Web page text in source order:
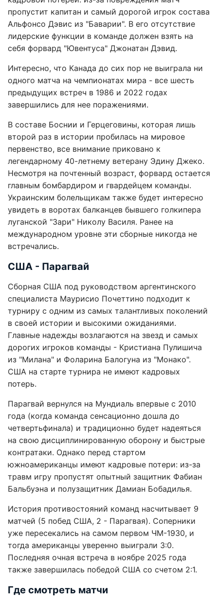
пропустит капитан и самый дорогой игрок состава
Альфонсо Дэвис из "Баварии". В его отсутствие
лидерские функции в команде должен взять на
себя форвард "Ювентуса" Джонатан Дэвид.
Интересно, что Канада до сих пор не выиграла ни
одного матча на чемпионатах мира - все шесть
предыдущих встреч в 1986 и 2022 годах
завершились для нее поражениями.
В составе Боснии и Герцеговины, которая лишь
второй раз в истории пробилась на мировое
первенство, все внимание приковано к
легендарному 40-летнему ветерану Эдину Джеко.
Несмотря на почтенный возраст, форвард остается
главным бомбардиром и гвардейцем команды.
Украинским болельщикам также будет интересно
увидеть в воротах балканцев бывшего голкипера
луганской "Зари" Николу Василя. Ранее на
международном уровне эти сборные никогда не
встречались.
США - Парагвай
Сборная США под руководством аргентинского
специалиста Маурисио Почеттино подходит к
турниру с одним из самых талантливых поколений
в своей истории и высокими ожиданиями.
Главные надежды возлагаются на звезд и самых
дорогих игроков команды - Кристиана Пулишича
из "Милана" и Фоларина Балогуна из "Монако".
США на старте турнира не имеют кадровых
потерь.
Парагвай вернулся на Мундиаль впервые с 2010
года (когда команда сенсационно дошла до
четвертьфинала) и традиционно будет надеяться
на свою дисциплинированную оборону и быстрые
контратаки. Однако перед стартом
южноамериканцы имеют кадровые потери: из-за
травм игру пропустят опытный защитник Фабиан
Бальбуэна и полузащитник Дамиан Бобадилья.
История противостояний команд насчитывает 9
матчей (5 побед США, 2 - Парагвая). Соперники
уже пересекались на самом первом ЧМ-1930, и
тогда американцы уверенно выиграли 3:0.
Последняя очная встреча в ноябре 2025 года
также завершилась победой США со счетом 2:1.
Где смотреть матчи